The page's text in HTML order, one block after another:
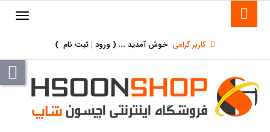
کاربر گرامی خوش آمدید ... ( ورود | ثبت نام )